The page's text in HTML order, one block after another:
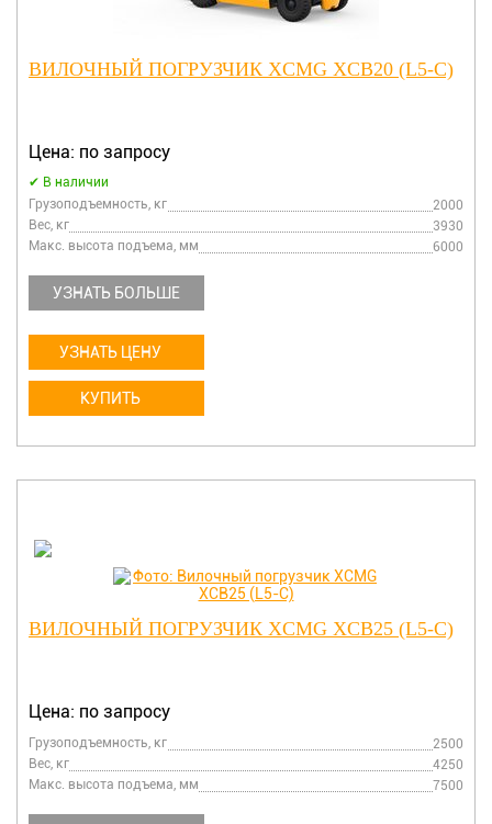
ВИЛОЧНЫЙ ПОГРУЗЧИК XCMG XCB20 (L5-C)
Цена: по запросу
В наличии
Грузоподъемность, кг
2000
Вес, кг
3930
Макс. высота подъема, мм
6000
УЗНАТЬ БОЛЬШЕ
УЗНАТЬ ЦЕНУ
КУПИТЬ
ВИЛОЧНЫЙ ПОГРУЗЧИК XCMG XCB25 (L5-C)
Цена: по запросу
Грузоподъемность, кг
2500
Вес, кг
4250
Макс. высота подъема, мм
7500